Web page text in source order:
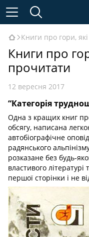
Книги про гори,
Книги про
прочитати
12 вересня 2017
“Категорія
Одна з кращих книг
обсягу, написана
автобіографічне
радянського
розказане без будь-
властивого
першої сторінки і не